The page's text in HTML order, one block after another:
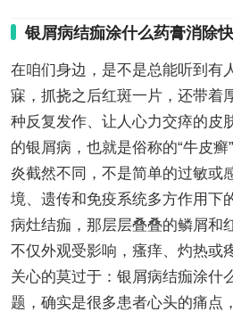
银屑病结痂涂什么药膏消除快
在咱们身边，是不是总能听到有
寐，抓挠之后红斑一片，还带着
种反复发作、让人心力交瘁的皮
的银屑病，也就是俗称的“牛皮
炎截然不同，不是简单的过敏或
境、遗传和免疫系统多方作用下
病灶结痂，那层层叠叠的鳞屑和
不仅外观受影响，瘙痒、灼热或
关心的莫过于：银屑病结痂涂什
题，确实是很多患者心头的痛点